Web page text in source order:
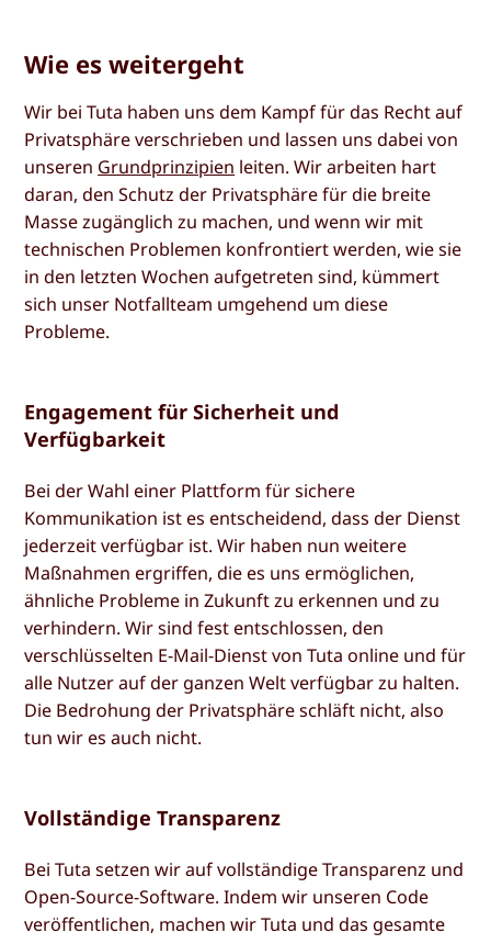
Wie es weitergeht
Wir bei Tuta haben uns dem Kampf für das Recht auf
Privatsphäre verschrieben und lassen uns dabei von
unseren Grundprinzipien leiten. Wir arbeiten hart
daran, den Schutz der Privatsphäre für die breite
Masse zugänglich zu machen, und wenn wir mit
technischen Problemen konfrontiert werden, wie sie
in den letzten Wochen aufgetreten sind, kümmert
sich unser Notfallteam umgehend um diese
Probleme.
Engagement für Sicherheit und
Verfügbarkeit
Bei der Wahl einer Plattform für sichere
Kommunikation ist es entscheidend, dass der Dienst
jederzeit verfügbar ist. Wir haben nun weitere
Maßnahmen ergriffen, die es uns ermöglichen,
ähnliche Probleme in Zukunft zu erkennen und zu
verhindern. Wir sind fest entschlossen, den
verschlüsselten E-Mail-Dienst von Tuta online und für
alle Nutzer auf der ganzen Welt verfügbar zu halten.
Die Bedrohung der Privatsphäre schläft nicht, also
tun wir es auch nicht.
Vollständige Transparenz
Bei Tuta setzen wir auf vollständige Transparenz und
Open-Source-Software. Indem wir unseren Code
veröffentlichen, machen wir Tuta und das gesamte